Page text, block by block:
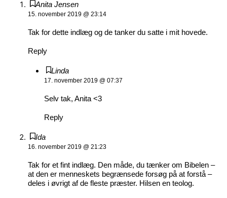
Anita Jensen
15. november 2019 @ 23:14
Tak for dette indlæg og de tanker du satte i mit hovede.
Reply
Linda
17. november 2019 @ 07:37
Selv tak, Anita <3
Reply
Ida
16. november 2019 @ 21:23
Tak for et fint indlæg. Den måde, du tænker om Bibelen –
at den er menneskets begrænsede forsøg på at forstå –
deles i øvrigt af de fleste præster. Hilsen en teolog.